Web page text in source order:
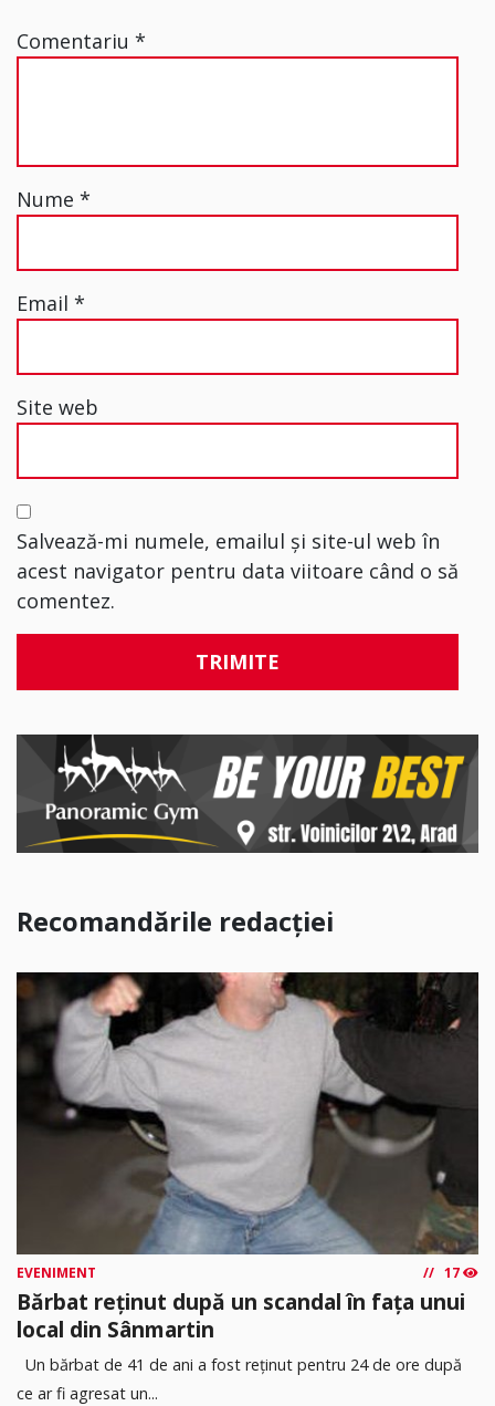
Comentariu *
Nume *
Email *
Site web
Salvează-mi numele, emailul și site-ul web în
acest navigator pentru data viitoare când o să
comentez.
Recomandările redacției
EVENIMENT 17
Bărbat reținut după un scandal în fața unui
local din Sânmartin
Un bărbat de 41 de ani a fost reținut pentru 24 de ore după
ce ar fi agresat un...